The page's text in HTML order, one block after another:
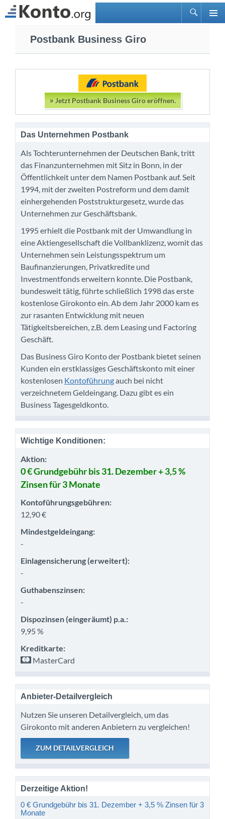
Suchen
springen
Postbank Business Giro
»Jetzt Postbank Business Giro eröffnen.
Das Unternehmen Postbank
Als Tochterunternehmen der Deutschen Bank, tritt
das Finanzunternehmen mit Sitz in Bonn, in der
Öffentlichkeit unter dem Namen Postbank auf. Seit
1994, mit der zweiten Postreform und dem damit
einhergehenden Poststrukturgesetz, wurde das
Unternehmen zur Geschäftsbank.
1995 erhielt die Postbank mit der Umwandlung in
eine Aktiengesellschaft die Vollbanklizenz, womit das
Unternehmen sein Leistungsspektrum um
Baufinanzierungen, Privatkredite und
Investmentfonds erweitern konnte. Die Postbank,
bundesweit tätig, führte schließlich 1998 das erste
kostenlose Girokonto ein. Ab dem Jahr 2000 kam es
zur rasanten Entwicklung mit neuen
Tätigkeitsbereichen, z.B. dem Leasing und Factoring
Geschäft.
Das Business Giro Konto der Postbank bietet seinen
Kunden ein erstklassiges Geschäftskonto mit einer
kostenlosen Kontoführungauch bei nicht
verzeichnetem Geldeingang. Dazu gibt es ein
Business Tagesgeldkonto.
Wichtige Konditionen:
Aktion:
0 € Grundgebühr bis 31. Dezember + 3,5 %
Zinsen für 3 Monate
Kontoführungsgebühren:
12,90 €
Mindestgeldeingang:
-
Einlagensicherung (erweitert):
-
Guthabenszinsen:
-
Dispozinsen (eingeräumt) p.a.:
9,95 %
Kreditkarte:
MasterCard
Anbieter-Detailvergleich
Nutzen Sie unseren Detailvergleich, um das
Girokonto mit anderen Anbietern zu vergleichen!
Derzeitige Aktion!
0 € Grundgebühr bis 31. Dezember + 3,5 % Zinsen für 3
Monate